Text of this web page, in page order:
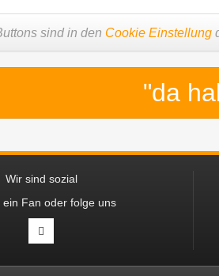
sind in den Cookie Einstellung
"da
Wir sind sozial
ein Fan oder folge uns